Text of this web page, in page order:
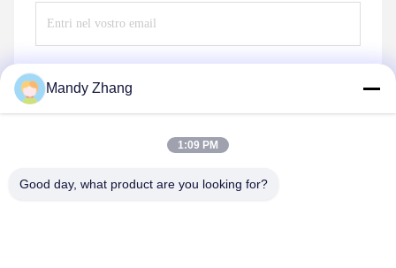
Mandy Zhang
1:09 PM
Good day, what product are you looking for?